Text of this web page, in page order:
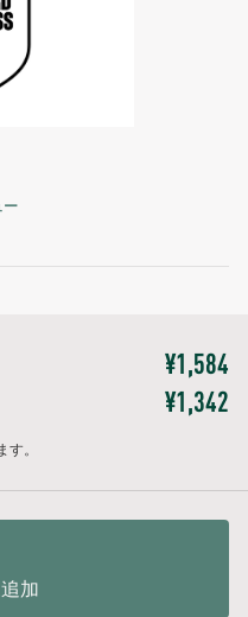
ー
¥1,584
¥1,342
。
加